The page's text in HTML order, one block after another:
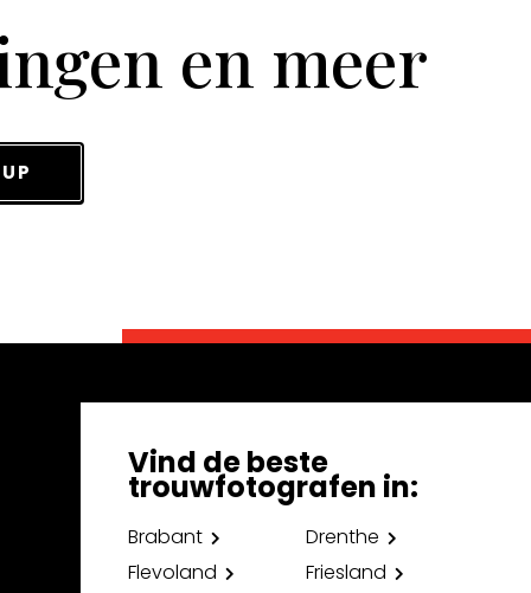
en meer
Vind de beste
trouwfotografen in:
Brabant
Drenthe
Flevoland
Friesland